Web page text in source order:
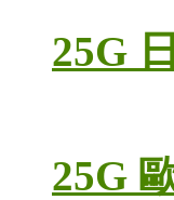
25G
25G